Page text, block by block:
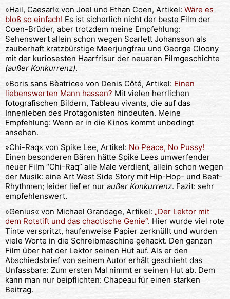
»Hail, Caesar!« von Joel und Ethan Coen, Artikel: Wäre es
bloß so einfach! Es ist sicherlich nicht der beste Film der
Coen-Brüder, aber trotzdem meine Empfehlung:
Sehenswert allein schon wegen Scarlett Johansson als
zauberhaft kratzbürstige Meerjungfrau und George Cloony
mit der kuriosesten Haarfrisur der neueren Filmgeschichte
(außer Konkurrenz).
»Boris sans Bèatrice« von Denis Côté, Artikel: Einen
liebenswerten Mann hassen? Mit vielen herrlichen
fotografischen Bildern, Tableau vivants, die auf das
Innenleben des Protagonisten hindeuten. Meine
Empfehlung: Wenn er in die Kinos kommt unbedingt
ansehen.
»Chi-Raq« von Spike Lee, Artikel: No Peace, No Pussy!
Einen besonderen Bären hätte Spike Lees umwerfender
neuer Film “Chi-Raq” alle Male verdient, allein schon wegen
der Musik: eine Art West Side Story mit Hip-Hop- und Beat-
Rhythmen; leider lief er nur außer Konkurrenz. Fazit: sehr
empfehlenswert.
»Genius« von Michael Grandage, Artikel: „Der Lektor mit
dem Rotstift und das chaotische Genie“. Hier wurde viel rote
Tinte verspritzt, haufenweise Papier zerknüllt und wurden
viele Worte in die Schreibmaschine gehackt. Den ganzen
Film über hat der Lektor seinen Hut auf. Als er den
Abschiedsbrief von seinem Autor erhält geschieht das
Unfassbare: Zum ersten Mal nimmt er seinen Hut ab. Dem
kann man nur beipflichten: Chapeau für einen starken
Beitrag.